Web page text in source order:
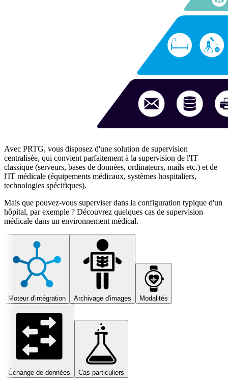
Avec PRTG, vous disposez d'une solution de supervision
centralisée, qui convient parfaitement à la supervision de l'IT
classique (serveurs, bases de données, ordinateurs, mails etc.) et de
l'IT médicale (équipements médicaux, systèmes hospitaliers,
technologies spécifiques).
Mais que pouvez-vous superviser dans la configuration typique d'un
hôpital, par exemple ? Découvrez quelques cas de supervision
médicale dans un environnement médical.
Moteur d'intégration Archivage d'images Modalités
Échange de données Cas particuliers